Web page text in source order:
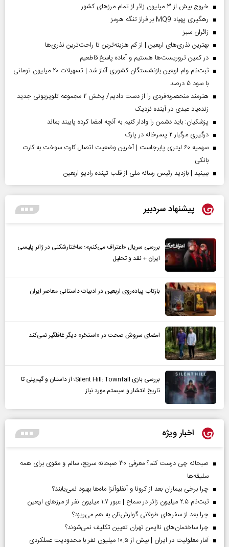
خروج بیش از ۳ میلیون زائر از تمام مرز‌های کشور
رهگیری پهپاد MQ9 بر فراز تنگه هرمز
‌زائران سبز
بهترین نذری‌های اربعین | از کم هزینه‌ترین تا راحت‌ترین نذری‌ها
در کمین تروریست‌ها هستیم و آماده پاسخ قاطعیم
ثبت‌نام وام اربعین بازنشستگان کشوری آغاز شد | تسهیلات ۲۰ میلیون تومانی
با سود ۵ درصد
هنرمند منحصر‌به‌فردی را از دست دادیم/ پخش ۲ مجموعه تلویزیونی جدید
زنده‌یاد عبدی در آینده نزدیک
پزشکیان: باید دشمن را وادار کنیم به آنچه امضا کرده پایبند بماند
درگیری مرگبار ۲ پسرخاله در پارک
سهمیه ۶۰ لیتری پابرجاست | آخرین وضعیت اتصال کارت سوخت به کارت
بانکی
ببینید | بازدید رئیس رسانه ملی از قلب تپنده رادیو اربعین
پیشنهاد سردبیر
بررسی سریال «اعتراف می‌کنم»؛ ساختارشکنی در ژانر پلیسی
ایران + نقد و تحلیل
بازتاب پیاده‌روی اربعین در ادبیات داستانی معاصر ایران
امضای سروش صحت در «استخر» دیگر غافلگیر نمی‌کند
بررسی بازی Silent Hill: Townfall؛ از داستان و گیم‌پلی تا
تاریخ انتشار و سیستم مورد نیاز
اخبار ویژه
صبحانه چی درست کنم؟ معرفی ۳۰ صبحانه سریع، سالم و مقوی برای همه
سلیقه‌ها
چرا برخی بیماران بعد از کرونا و آنفلوآنزا ماه‌ها بهبود نمی‌یابند؟
ثبت‌نام ۲.۵ میلیون زائر در سماح | عبور ۱.۷ میلیون نفر از مرز‌های اربعین
چرا بعد از سفرهای طولانی گوارش‌تان به هم می‌ریزد؟
چرا ساختمان‌های ناایمن تهران تعیین تکلیف نمی‌شوند؟
آمار معلولیت در ایران | بیش از ۱۰.۵ میلیون نفر با محدودیت عملکردی